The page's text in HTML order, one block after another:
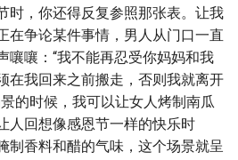
时，你还得反复参照那张表。让我
在争论某件事情，男人从门口一直
嚷嚷：“我不能再忍受你妈妈和我
在我回来之前搬走，否则我就离开
的时候，我可以让女人烤制南瓜
人回想像感恩节一样的快乐时
制香料和醋的气味，这个场景就呈